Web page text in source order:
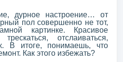
дурное настроение… от
пол совершенно не тот,
картинке. Красивое
отслаиваться,
В итоге, понимаешь, что
Как этого избежать?